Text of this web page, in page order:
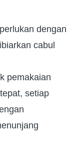
dengan
cabul
pemakaian
setiap